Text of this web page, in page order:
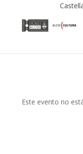
Este evento no